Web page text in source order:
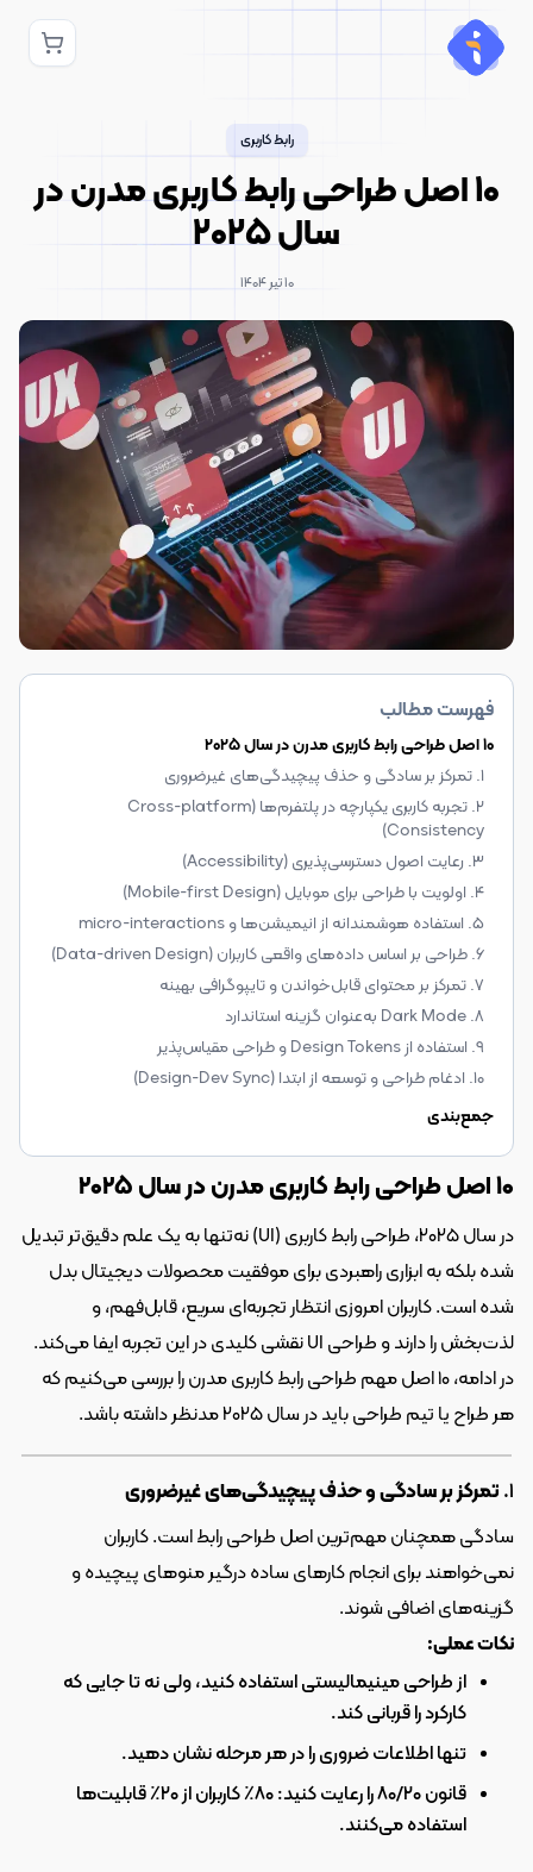
رابط کاربری
۱۰ اصل طراحی رابط کاربری مدرن در
سال ۲۰۲۵
۱۰ تیر ۱۴۰۴
فهرست مطالب
۱۰ اصل طراحی رابط کاربری مدرن در سال ۲۰۲۵
۱. تمرکز بر سادگی و حذف پیچیدگی‌های غیرضروری
۲. تجربه کاربری یکپارچه در پلتفرم‌ها (Cross-platform
Consistency)
۳. رعایت اصول دسترسی‌پذیری (Accessibility)
۴. اولویت با طراحی برای موبایل (Mobile-first Design)
۵. استفاده هوشمندانه از انیمیشن‌ها و micro-interactions
۶. طراحی بر اساس داده‌های واقعی کاربران (Data-driven Design)
۷. تمرکز بر محتوای قابل‌خواندن و تایپوگرافی بهینه
۸. Dark Mode به‌عنوان گزینه استاندارد
۹. استفاده از Design Tokens و طراحی مقیاس‌پذیر
۱۰. ادغام طراحی و توسعه از ابتدا (Design-Dev Sync)
جمع‌بندی
۱۰ اصل طراحی رابط کاربری مدرن در سال ۲۰۲۵
هر طراح یا تیم طراحی باید در سال ۲۰۲۵ مدنظر داشته باشد.
۱. تمرکز بر سادگی و حذف پیچیدگی‌های غیرضروری
گزینه‌های اضافی شوند.
نکات عملی:
کارکرد را قربانی کند.
تنها اطلاعات ضروری را در هر مرحله نشان دهید.
استفاده می‌کنند.